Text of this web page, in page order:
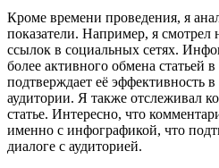
Кроме времени проведения, я
показатели. Например, я смотрел
ссылок в социальных сетях.
более активного обмена статьей
подтверждает её эффективность
аудитории. Я также отслеживал
статье. Интересно, что
именно с инфографикой, что
диалоге с аудиторией.